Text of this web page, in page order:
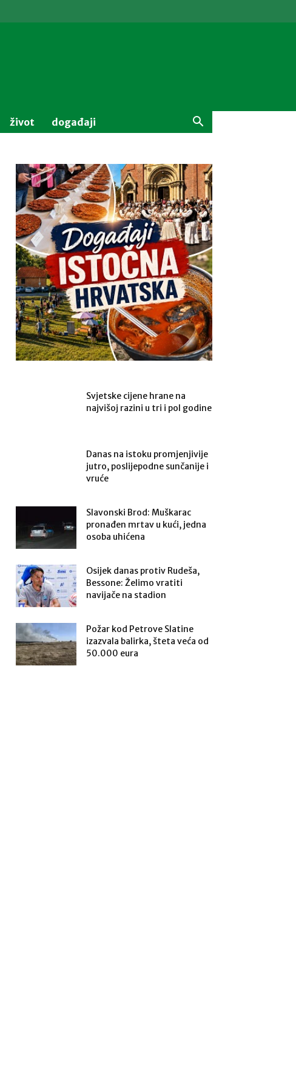
život događaji
Svjetske cijene hrane na
najvišoj razini u tri i pol godine
Danas na istoku promjenjivije
jutro, poslijepodne sunčanije i
vruće
Slavonski Brod: Muškarac
pronađen mrtav u kući, jedna
osoba uhićena
Osijek danas protiv Rudeša,
Bessone: Želimo vratiti
navijače na stadion
Požar kod Petrove Slatine
izazvala balirka, šteta veća od
50.000 eura